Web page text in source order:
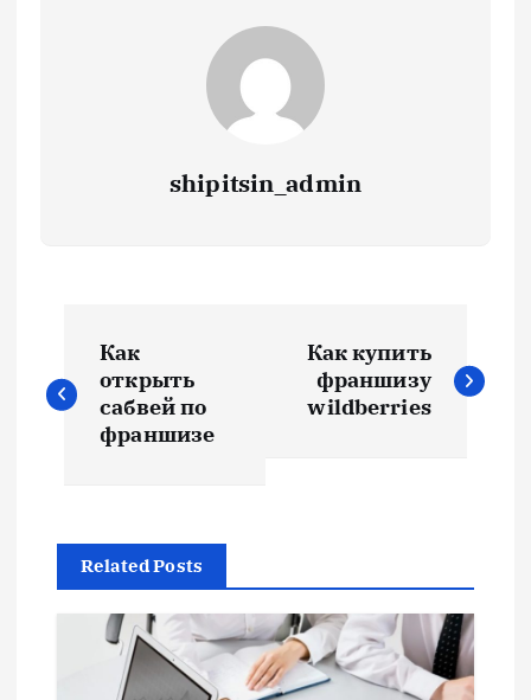
shipitsin_admin
а
г
а
Как
открыть
сабвей по
франшизе
Как купить
франшизу
wildberries
Related Posts